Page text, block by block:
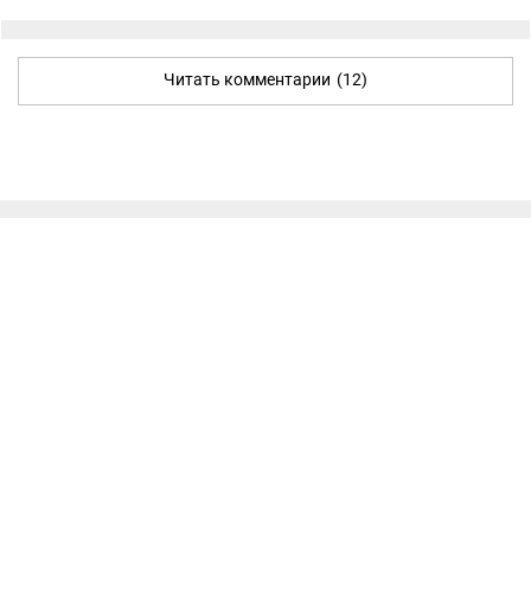
Читать комментарии (12)